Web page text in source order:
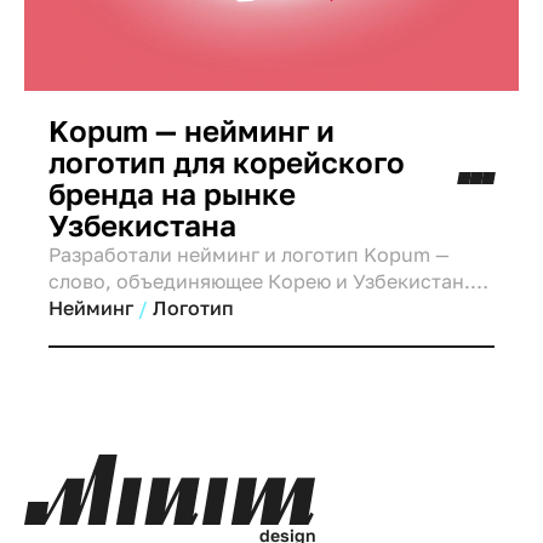
Kopum — нейминг и
логотип для корейского
бренда на рынке
Узбекистана
Разработали нейминг и логотип Kopum —
слово, объединяющее Корею и Узбекистан.
Мягкий визуал, чистота и улыбка в каждом
Нейминг Логотип
design